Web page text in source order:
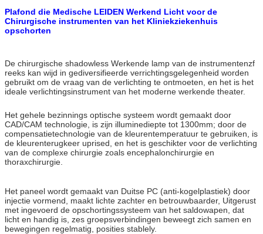
Plafond die Medische LEIDEN Werkend Licht voor de
Chirurgische instrumenten van het Kliniekziekenhuis
opschorten
De chirurgische shadowless Werkende lamp van de instrumentenzf
reeks kan wijd in gediversifieerde verrichtingsgelegenheid worden
gebruikt om de vraag van de verlichting te ontmoeten, en het is het
ideale verlichtingsinstrument van het moderne werkende theater.
Het gehele bezinnings optische systeem wordt gemaakt door
CAD/CAM technologie, is zijn illuminediepte tot 1300mm; door de
compensatietechnologie van de kleurentemperatuur te gebruiken, is
de kleurenterugkeer uprised, en het is geschikter voor de verlichting
van de complexe chirurgie zoals encephalonchirurgie en
thoraxchirurgie.
Het paneel wordt gemaakt van Duitse PC (anti-kogelplastiek) door
injectie vormend, maakt lichte zachter en betrouwbaarder, Uitgerust
met ingevoerd de opschortingssysteem van het saldowapen, dat
licht en handig is, zes groepsverbindingen beweegt zich samen en
bewegingen regelmatig, posities stablely.